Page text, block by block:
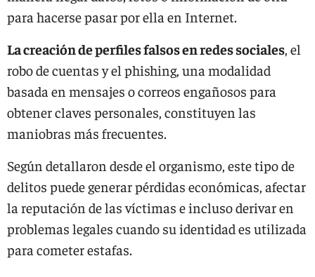
para hacerse pasar por ella en Internet.
La creación de perfiles falsos en redes sociales, el
robo de cuentas y el phishing, una modalidad
basada en mensajes o correos engañosos para
obtener claves personales, constituyen las
maniobras más frecuentes.
Según detallaron desde el organismo, este tipo de
delitos puede generar pérdidas económicas, afectar
la reputación de las víctimas e incluso derivar en
problemas legales cuando su identidad es utilizada
para cometer estafas.